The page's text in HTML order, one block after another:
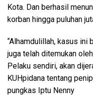
Kota. Dan berhasil
korban hingga puluhan
“Alhamdulillah, kasus ini
juga telah ditemukan
Pelaku sendiri, akan
KUHpidana tentang
pungkas Iptu Nenny